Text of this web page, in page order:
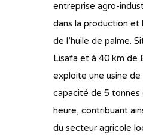
entreprise agro-
dans la production et
de l’huile de palme.
Lisafa et à 40 km de
exploite une usine
capacité de 5 tonnes
heure, contribuant
du secteur agricole